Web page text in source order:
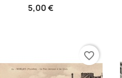
5,00 €
favorite_border